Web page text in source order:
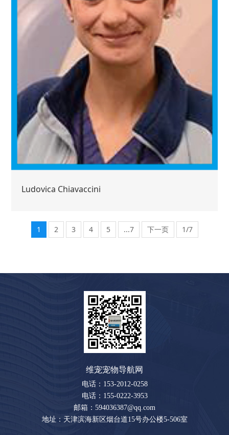
Ludovica Chiavaccini
1 2 3 4 5 ...7 下一页 1/7
维宠宠物导航网
电话：153-2012-0258
电话：155-0222-3953
邮箱：594036387@qq.com
地址：天津滨海新区烟台道15号办公楼5-506室